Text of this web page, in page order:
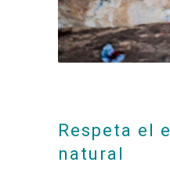
Respeta el
natural